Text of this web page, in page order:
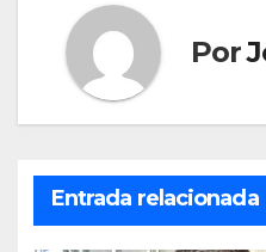
Por
Entrada relacionada